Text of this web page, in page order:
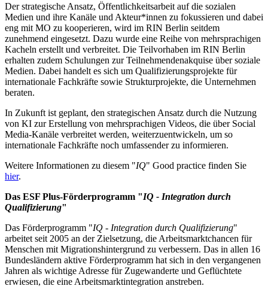
Der strategische Ansatz, Öffentlichkeitsarbeit auf die sozialen
Medien und ihre Kanäle und Akteur*innen zu fokussieren und dabei
eng mit MO zu kooperieren, wird im RIN Berlin seitdem
zunehmend eingesetzt. Dazu wurde eine Reihe von mehrsprachigen
Kacheln erstellt und verbreitet. Die Teilvorhaben im RIN Berlin
erhalten zudem Schulungen zur Teilnehmendenakquise über soziale
Medien. Dabei handelt es sich um Qualifizierungsprojekte für
internationale Fachkräfte sowie Strukturprojekte, die Unternehmen
beraten.
In Zukunft ist geplant, den strategischen Ansatz durch die Nutzung
von KI zur Erstellung von mehrsprachigen Videos, die über Social
Media-Kanäle verbreitet werden, weiterzuentwickeln, um so
internationale Fachkräfte noch umfassender zu informieren.
Weitere Informationen zu diesem "IQ" Good practice finden Sie
hier.
Das ESF Plus-Förderprogramm "IQ - Integration durch
Qualifizierung"
Das Förderprogramm "IQ - Integration durch Qualifizierung"
arbeitet seit 2005 an der Zielsetzung, die Arbeitsmarktchancen für
Menschen mit Migrationshintergrund zu verbessern. Das in allen 16
Bundesländern aktive Förderprogramm hat sich in den vergangenen
Jahren als wichtige Adresse für Zugewanderte und Geflüchtete
erwiesen, die eine Arbeitsmarktintegration anstreben.